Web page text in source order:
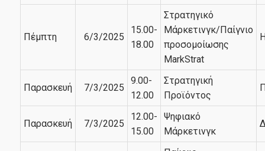
Πέμπτη 6/3/2025
15.00-
18.00
Στρατηγικό
Μάρκετινγκ/Παίγνιο
προσομοίωσης
MarkStrat
Παρασκευή 7/3/2025
9.00-
12.00
Στρατηγική
Προϊόντος
Παρασκευή 7/3/2025
12.00-
15.00
Ψηφιακό
Μάρκετινγκ